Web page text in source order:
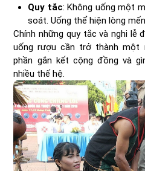
Quy tắc: Không uống một
soát. Uống thể hiện lòng
Chính những quy tắc và nghi
uống rượu cần trở thành một
phần gắn kết cộng đồng và
nhiều thế hệ.